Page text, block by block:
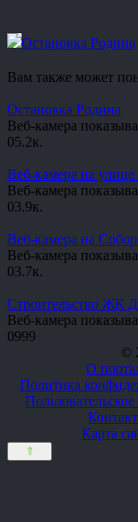
Остановка Родина
Вам также может
Остановка Родина
Веб-камера
05.2к.
Веб-камера на
Веб-камера
03.9к.
Веб-камера на
Веб-камера
03.7к.
Строительство ЖК
Веб-камера
0999
©
О
Политика
Карта